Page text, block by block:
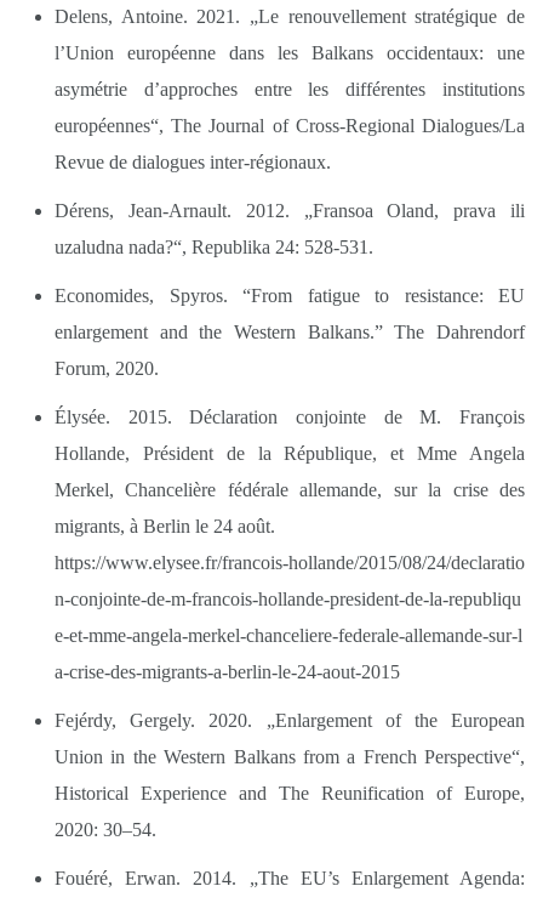
Delens, Antoine. 2021. „Le renouvellement stratégique de
l’Union européenne dans les Balkans occidentaux: une
asymétrie d’approches entre les différentes institutions
européennes“, The Journal of Cross-Regional Dialogues/La
Revue de dialogues inter-régionaux.
Dérens, Jean-Arnault. 2012. „Fransoa Oland, prava ili
uzaludna nada?“, Republika 24: 528-531.
Economides, Spyros. “From fatigue to resistance: EU
enlargement and the Western Balkans.” The Dahrendorf
Forum, 2020.
Élysée. 2015. Déclaration conjointe de M. François
Hollande, Président de la République, et Mme Angela
Merkel, Chancelière fédérale allemande, sur la crise des
migrants, à Berlin le 24 août.
https://www.elysee.fr/francois-hollande/2015/08/24/declaratio
n-conjointe-de-m-francois-hollande-president-de-la-republiqu
e-et-mme-angela-merkel-chanceliere-federale-allemande-sur-l
a-crise-des-migrants-a-berlin-le-24-aout-2015
Fejérdy, Gergely. 2020. „Enlargement of the European
Union in the Western Balkans from a French Perspective“,
Historical Experience and The Reunification of Europe,
2020: 30–54.
Fouéré, Erwan. 2014. „The EU’s Enlargement Agenda: